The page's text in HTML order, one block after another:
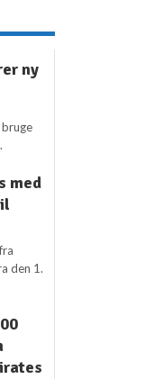
ny
med
den 1.